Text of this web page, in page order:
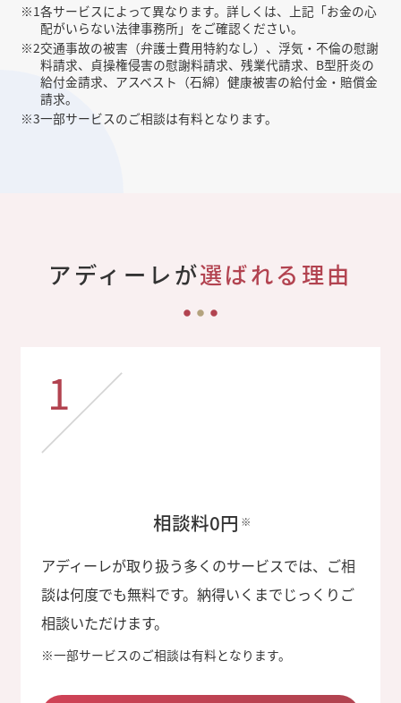
※1各サービスによって異なります。詳しくは、上記「お金の心
配がいらない法律事務所」をご確認ください。
※2交通事故の被害（弁護士費用特約なし）、浮気・不倫の慰謝
料請求、貞操権侵害の慰謝料請求、残業代請求、B型肝炎の
給付金請求、アスベスト（石綿）健康被害の給付金・賠償金
請求。
※3一部サービスのご相談は有料となります。
アディーレが選ばれる理由
1
相談料0円 ※
アディーレが取り扱う多くのサービスでは、ご相
談は何度でも無料です。納得いくまでじっくりご
相談いただけます。
※一部サービスのご相談は有料となります。